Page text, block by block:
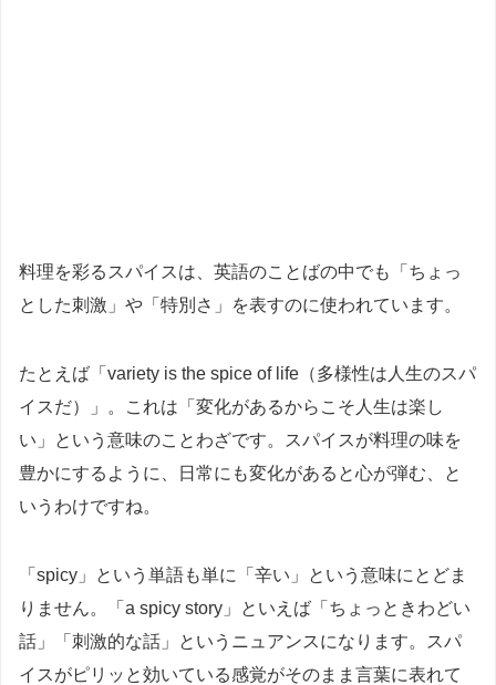
料理を彩るスパイスは、英語のことばの中でも「ちょっ
とした刺激」や「特別さ」を表すのに使われています。
たとえば「variety is the spice of life（多様性は人生のスパ
イスだ）」。これは「変化があるからこそ人生は楽し
い」という意味のことわざです。スパイスが料理の味を
豊かにするように、日常にも変化があると心が弾む、と
いうわけですね。
「spicy」という単語も単に「辛い」という意味にとどま
りません。「a spicy story」といえば「ちょっときわどい
話」「刺激的な話」というニュアンスになります。スパ
イスがピリッと効いている感覚がそのまま言葉に表れて